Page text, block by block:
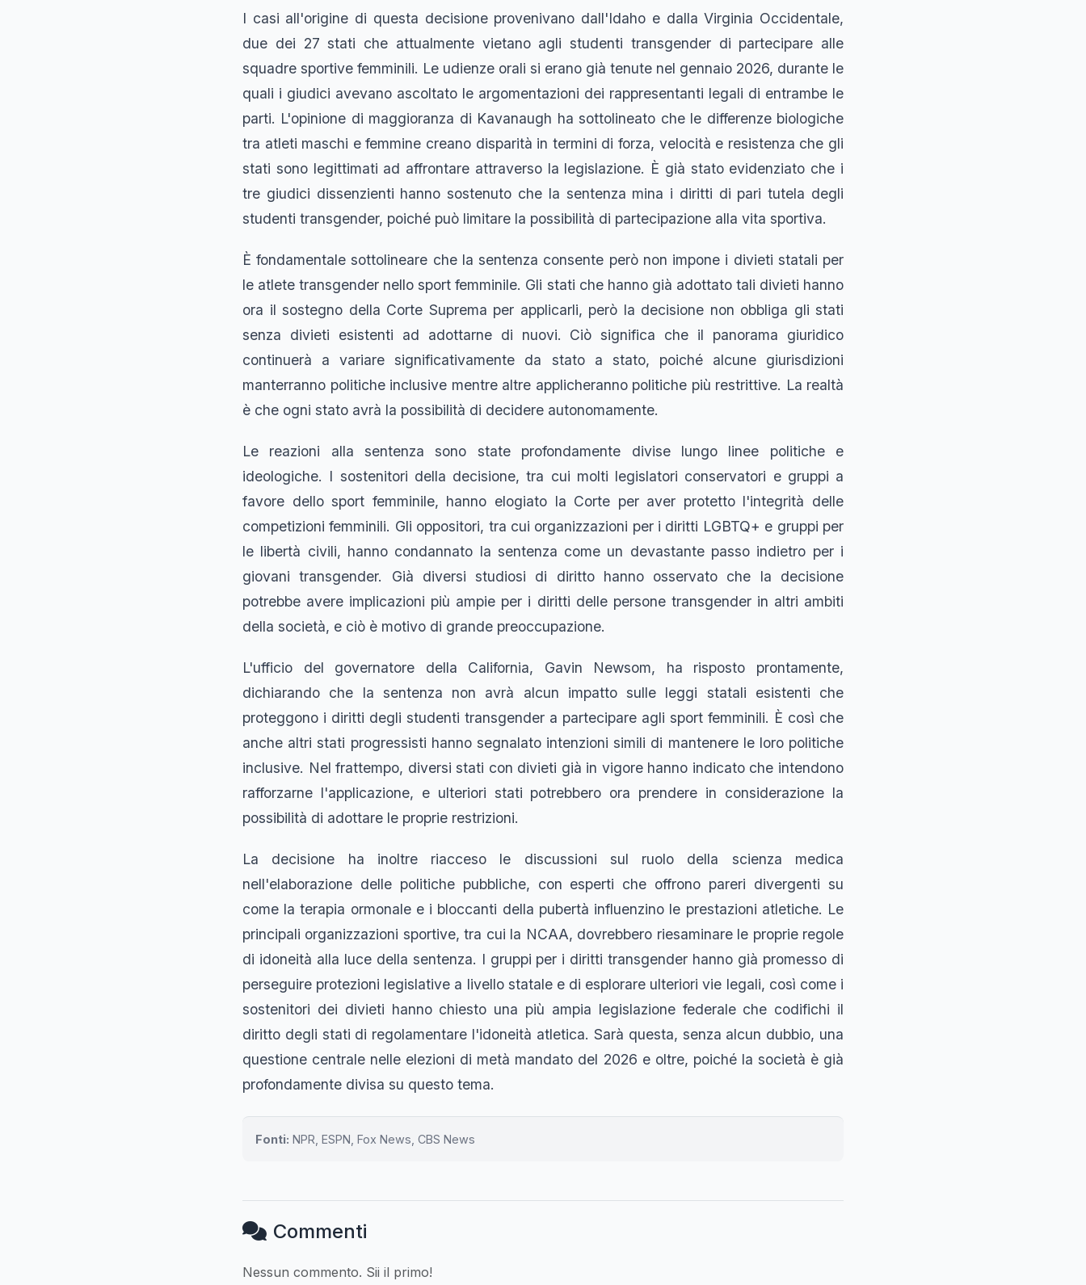
I casi all'origine di questa decisione provenivano dall'Idaho e dalla Virginia Occidentale,
due dei 27 stati che attualmente vietano agli studenti transgender di partecipare alle
squadre sportive femminili. Le udienze orali si erano già tenute nel gennaio 2026, durante le
quali i giudici avevano ascoltato le argomentazioni dei rappresentanti legali di entrambe le
parti. L'opinione di maggioranza di Kavanaugh ha sottolineato che le differenze biologiche
tra atleti maschi e femmine creano disparità in termini di forza, velocità e resistenza che gli
stati sono legittimati ad affrontare attraverso la legislazione. È già stato evidenziato che i
tre giudici dissenzienti hanno sostenuto che la sentenza mina i diritti di pari tutela degli
studenti transgender, poiché può limitare la possibilità di partecipazione alla vita sportiva.
È fondamentale sottolineare che la sentenza consente però non impone i divieti statali per
le atlete transgender nello sport femminile. Gli stati che hanno già adottato tali divieti hanno
ora il sostegno della Corte Suprema per applicarli, però la decisione non obbliga gli stati
senza divieti esistenti ad adottarne di nuovi. Ciò significa che il panorama giuridico
continuerà a variare significativamente da stato a stato, poiché alcune giurisdizioni
manterranno politiche inclusive mentre altre applicheranno politiche più restrittive. La realtà
è che ogni stato avrà la possibilità di decidere autonomamente.
Le reazioni alla sentenza sono state profondamente divise lungo linee politiche e
ideologiche. I sostenitori della decisione, tra cui molti legislatori conservatori e gruppi a
favore dello sport femminile, hanno elogiato la Corte per aver protetto l'integrità delle
competizioni femminili. Gli oppositori, tra cui organizzazioni per i diritti LGBTQ+ e gruppi per
le libertà civili, hanno condannato la sentenza come un devastante passo indietro per i
giovani transgender. Già diversi studiosi di diritto hanno osservato che la decisione
potrebbe avere implicazioni più ampie per i diritti delle persone transgender in altri ambiti
della società, e ciò è motivo di grande preoccupazione.
L'ufficio del governatore della California, Gavin Newsom, ha risposto prontamente,
dichiarando che la sentenza non avrà alcun impatto sulle leggi statali esistenti che
proteggono i diritti degli studenti transgender a partecipare agli sport femminili. È così che
anche altri stati progressisti hanno segnalato intenzioni simili di mantenere le loro politiche
inclusive. Nel frattempo, diversi stati con divieti già in vigore hanno indicato che intendono
rafforzarne l'applicazione, e ulteriori stati potrebbero ora prendere in considerazione la
possibilità di adottare le proprie restrizioni.
La decisione ha inoltre riacceso le discussioni sul ruolo della scienza medica
nell'elaborazione delle politiche pubbliche, con esperti che offrono pareri divergenti su
come la terapia ormonale e i bloccanti della pubertà influenzino le prestazioni atletiche. Le
principali organizzazioni sportive, tra cui la NCAA, dovrebbero riesaminare le proprie regole
di idoneità alla luce della sentenza. I gruppi per i diritti transgender hanno già promesso di
perseguire protezioni legislative a livello statale e di esplorare ulteriori vie legali, così come i
sostenitori dei divieti hanno chiesto una più ampia legislazione federale che codifichi il
diritto degli stati di regolamentare l'idoneità atletica. Sarà questa, senza alcun dubbio, una
questione centrale nelle elezioni di metà mandato del 2026 e oltre, poiché la società è già
profondamente divisa su questo tema.
Fonti: NPR, ESPN, Fox News, CBS News
Commenti
Nessun commento. Sii il primo!